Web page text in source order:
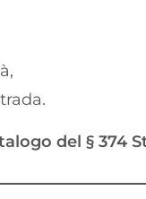
del § 374